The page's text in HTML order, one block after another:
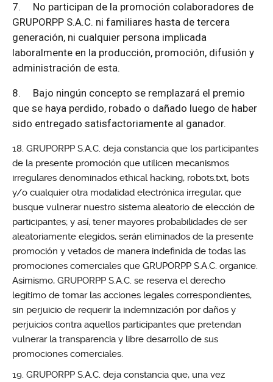
7. No participan de la promoción colaboradores de
GRUPORPP S.A.C. ni familiares hasta de tercera
generación, ni cualquier persona implicada
laboralmente en la producción, promoción, difusión y
administración de esta.
8. Bajo ningún concepto se remplazará el premio
que se haya perdido, robado o dañado luego de haber
sido entregado satisfactoriamente al ganador.
GRUPORPP S.A.C. deja constancia que los participantes
de la presente promoción que utilicen mecanismos
irregulares denominados ethical hacking, robots.txt, bots
y/o cualquier otra modalidad electrónica irregular, que
busque vulnerar nuestro sistema aleatorio de elección de
participantes; y así, tener mayores probabilidades de ser
aleatoriamente elegidos, serán eliminados de la presente
promoción y vetados de manera indefinida de todas las
promociones comerciales que GRUPORPP S.A.C. organice.
Asimismo, GRUPORPP S.A.C. se reserva el derecho
legítimo de tomar las acciones legales correspondientes,
sin perjuicio de requerir la indemnización por daños y
perjuicios contra aquellos participantes que pretendan
vulnerar la transparencia y libre desarrollo de sus
promociones comerciales.
GRUPORPP S.A.C. deja constancia que, una vez